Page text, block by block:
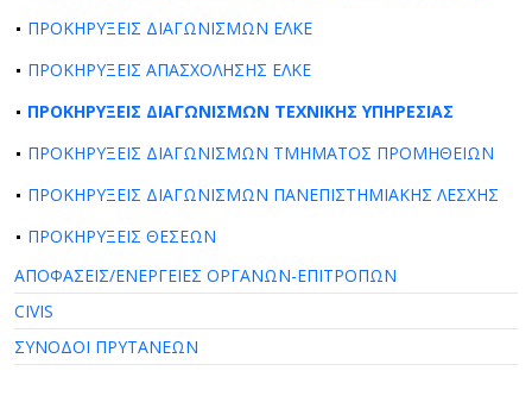
ΠΡΟΚΗΡΥΞΕΙΣ ΔΙΑΓΩΝΙΣΜΩΝ ΕΛΚΕ
ΠΡΟΚΗΡΥΞΕΙΣ ΑΠΑΣΧΟΛΗΣΗΣ ΕΛΚΕ
ΠΡΟΚΗΡΥΞΕΙΣ ΔΙΑΓΩΝΙΣΜΩΝ ΤΕΧΝΙΚΗΣ ΥΠΗΡΕΣΙΑΣ
ΠΡΟΚΗΡΥΞΕΙΣ ΔΙΑΓΩΝΙΣΜΩΝ ΤΜΗΜΑΤΟΣ ΠΡΟΜΗΘΕΙΩΝ
ΠΡΟΚΗΡΥΞΕΙΣ ΔΙΑΓΩΝΙΣΜΩΝ ΠΑΝΕΠΙΣΤΗΜΙΑΚΗΣ ΛΕΣΧΗΣ
ΠΡΟΚΗΡΥΞΕΙΣ ΘΕΣΕΩΝ
ΑΠΟΦΑΣΕΙΣ/ΕΝΕΡΓΕΙΕΣ ΟΡΓΑΝΩΝ-ΕΠΙΤΡΟΠΩΝ
CIVIS
ΣΥΝΟΔΟΙ ΠΡΥΤΑΝΕΩΝ